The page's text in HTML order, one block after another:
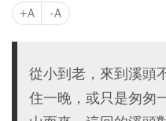
+A -A
從小到老，來到溪頭
住一晚，或只是匆匆